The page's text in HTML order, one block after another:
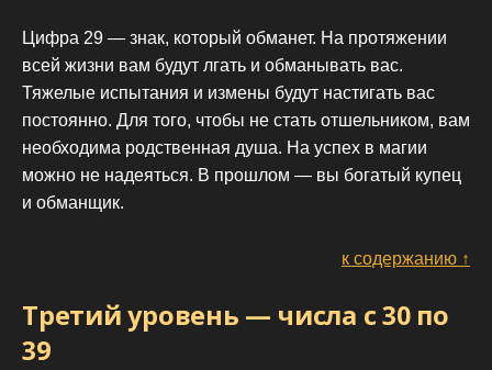
Цифра 29 — знак, который обманет. На протяжении
всей жизни вам будут лгать и обманывать вас.
Тяжелые испытания и измены будут настигать вас
постоянно. Для того, чтобы не стать отшельником, вам
необходима родственная душа. На успех в магии
можно не надеяться. В прошлом — вы богатый купец
и обманщик.
к содержанию ↑
Третий уровень — числа с 30 по
39